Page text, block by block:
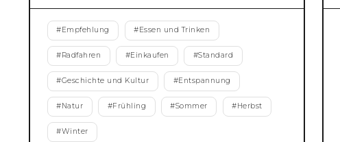
#Empfehlung #Essen und Trinken
#Radfahren #Einkaufen #Standard
#Geschichte und Kultur #Entspannung
#Natur #Frühling #Sommer #Herbst
#Winter